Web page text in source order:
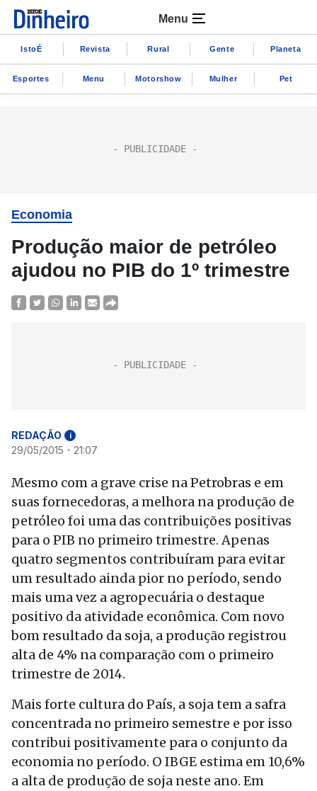
Menu
IstoÉ Revista Rural Gente Planeta
Esportes Menu Motorshow Mulher Pet
Economia
Produção maior de petróleo
ajudou no PIB do 1º trimestre
REDAÇÃO i
29/05/2015 - 21:07
Mesmo com a grave crise na Petrobras e em
suas fornecedoras, a melhora na produção de
petróleo foi uma das contribuições positivas
para o PIB no primeiro trimestre. Apenas
quatro segmentos contribuíram para evitar
um resultado ainda pior no período, sendo
mais uma vez a agropecuária o destaque
positivo da atividade econômica. Com novo
bom resultado da soja, a produção registrou
alta de 4% na comparação com o primeiro
trimestre de 2014.
Mais forte cultura do País, a soja tem a safra
concentrada no primeiro semestre e por isso
contribui positivamente para o conjunto da
economia no período. O IBGE estima em 10,6%
a alta de produção de soja neste ano. Em